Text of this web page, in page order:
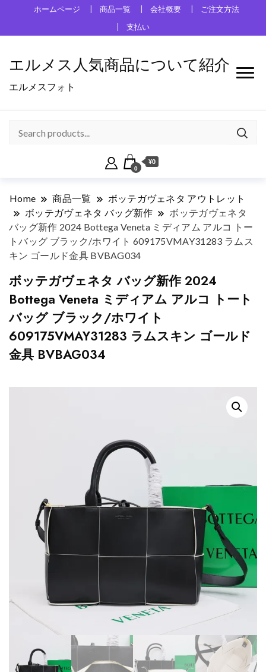
ホームページ 商品一覧 会社概要
ご注文方法
支払い
エルメス人気商品について紹介
エルメスフォト
0
¥0
Home 商品一覧
ボッテガヴェネタ アウトレット
ボッテガヴェネタ バッグ新作
ボッテガヴェネタ
バッグ新作 2024 Bottega Veneta ミディアム アルコ トー
トバッグ ブラック/ホワイト 609175VMAY31283 ラムス
キン ゴールド金具 BVBAG034
ボッテガヴェネタ バッグ新作 2024
Bottega Veneta ミディアム アルコ トート
バッグ ブラック/ホワイト
609175VMAY31283 ラムスキン ゴールド
金具 BVBAG034